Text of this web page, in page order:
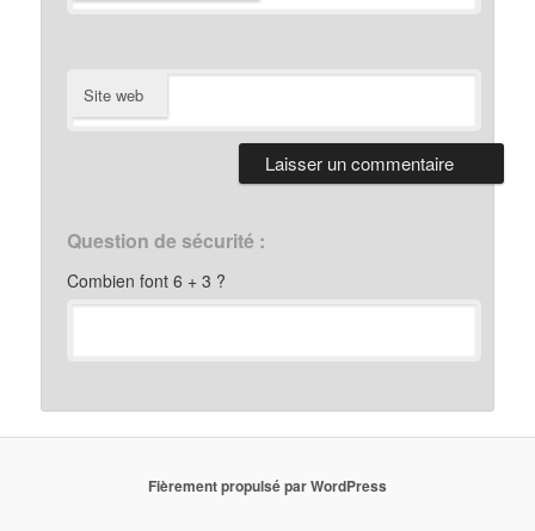
Site web
Question de sécurité :
Combien font 6 + 3 ?
Fièrement propulsé par WordPress